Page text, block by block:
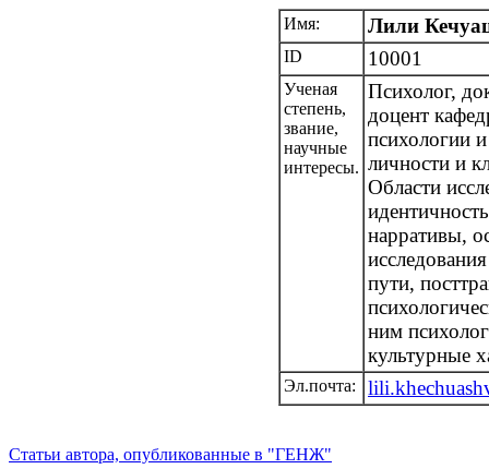
Имя: Лили
ID 10001
Ученая
степень,
звание,
научные
интересы.
Психолог,
доцент
психологии
личности и
Области
нарративы,
пути,
ним
культурные
Эл.почта:
Статьи автора, опубликованные в "ГЕНЖ"